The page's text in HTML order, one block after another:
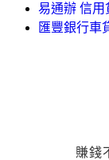
易通辦 信用
匯豐銀行車
賺錢